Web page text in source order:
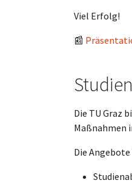
Viel Erfolg!
📰
Die TU Graz
Maßnahmen
Die